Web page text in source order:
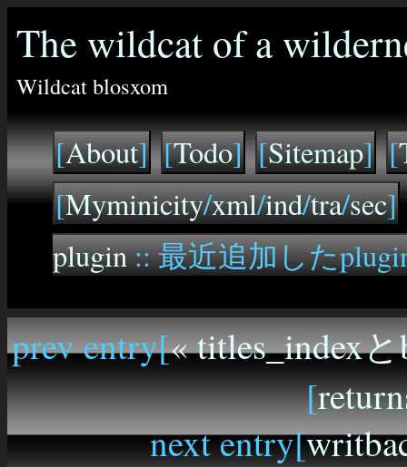
The wildcat of a
Wildcat blosxom
[About] [Todo] [Sitemap] [
[Myminicity/xml/ind/tra/sec]
plugin:: 最近追加した
prev entry[« titles_index
[
next entry[